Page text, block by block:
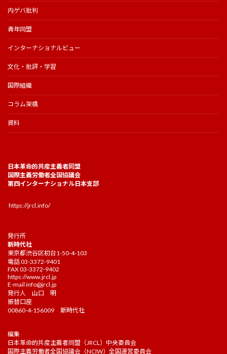
内ゲバ批判
青年同盟
インターナショナルビュー
文化・批評・学習
国際組織
コラム架橋
資料
日本革命的共産主義者同盟
国際主義労働者全国協議会
第四インターナショナル日本支部
https://jrcl.info/
発行所
新時代社
東京都渋谷区初台1-50-4-103
電話 03-3372-9401
FAX 03-3372-9402
https://www.jrcl.jp
E-mail info@jrcl.jp
発行人 山口 明
振替口座
00860-4-156009 新時代社
編集
日本革命的共産主義者同盟（JRCL）中央委員会
国際主義労働者全国協議会（NCIW）全国運営委員会